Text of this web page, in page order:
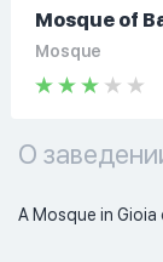
Mosque of
Mosque
О
A Mosque in